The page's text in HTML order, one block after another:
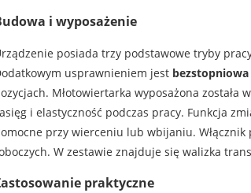
i wyposażenie
posiada trzy podstawowe tryby
usprawnieniem jest
Młotowiertarka wyposażona została
i elastyczność podczas pracy. Funkcja
przy wierceniu lub wbijaniu. Włącznik
W zestawie znajduje się walizka
praktyczne